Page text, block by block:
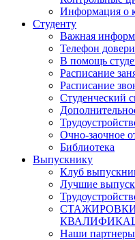
Информация о
Студенту
Важная
Телефон
В помощь
Расписание
Расписание
Студенческий
Очно-заочное
Библиотека
Выпускнику
Клуб
Лучшие
Наши партнеры